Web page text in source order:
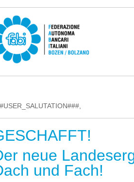
neue
und Fach!